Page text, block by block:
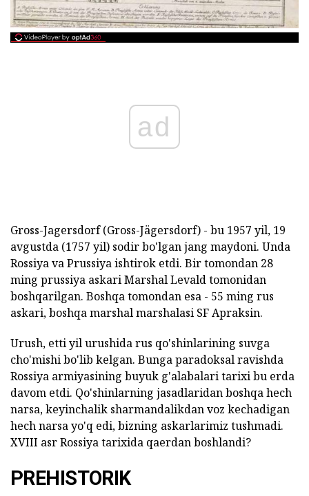
ad
Gross-Jagersdorf (Gross-Jägersdorf) - bu 1957 yil, 19
avgustda (1757 yil) sodir bo'lgan jang maydoni. Unda
Rossiya va Prussiya ishtirok etdi. Bir tomondan 28
ming prussiya askari Marshal Levald tomonidan
boshqarilgan. Boshqa tomondan esa - 55 ming rus
askari, boshqa marshal marshalasi SF Apraksin.
Urush, etti yil urushida rus qo'shinlarining suvga
cho'mishi bo'lib kelgan. Bunga paradoksal ravishda
Rossiya armiyasining buyuk g'alabalari tarixi bu erda
davom etdi. Qo'shinlarning jasadlaridan boshqa hech
narsa, keyinchalik sharmandalikdan voz kechadigan
hech narsa yo'q edi, bizning askarlarimiz tushmadi.
XVIII asr Rossiya tarixida qaerdan boshlandi?
PREHISTORIK